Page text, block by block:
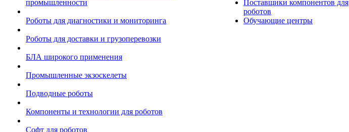
промышленности
Роботы для диагностики и мониторинга
Роботы для доставки и грузоперевозки
БЛА широкого применения
Промышленные экзоскелеты
Подводные роботы
Компоненты и технологии для роботов
Софт для роботов
Поставщики компонентов для
роботов
Обучающие центры